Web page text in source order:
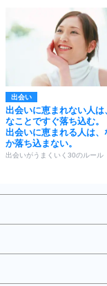
出会い
出会いに恵まれない人は
なことですぐ落ち込む。
出会いに恵まれる人は、
か落ち込まない。
出会いがうまくいく30のルール